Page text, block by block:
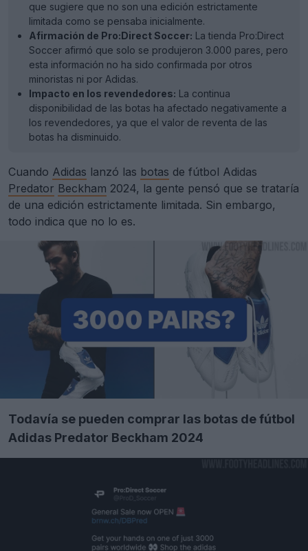
que sugiere que no son una edición estrictamente
limitada como se pensaba inicialmente.
Afirmación de Pro:Direct Soccer: La tienda Pro:Direct
Soccer afirmó que solo se produjeron 3.000 pares, pero
esta información no ha sido confirmada por otros
minoristas ni por Adidas.
Impacto en los revendedores: La continua
disponibilidad de las botas ha afectado negativamente a
los revendedores, ya que el valor de reventa de las
botas ha disminuido.
Cuando Adidas lanzó las botas de fútbol Adidas
Predator Beckham 2024, la gente pensó que se trataría
de una edición estrictamente limitada. Sin embargo,
todo indica que no lo es.
Todavía se pueden comprar las botas de fútbol
Adidas Predator Beckham 2024